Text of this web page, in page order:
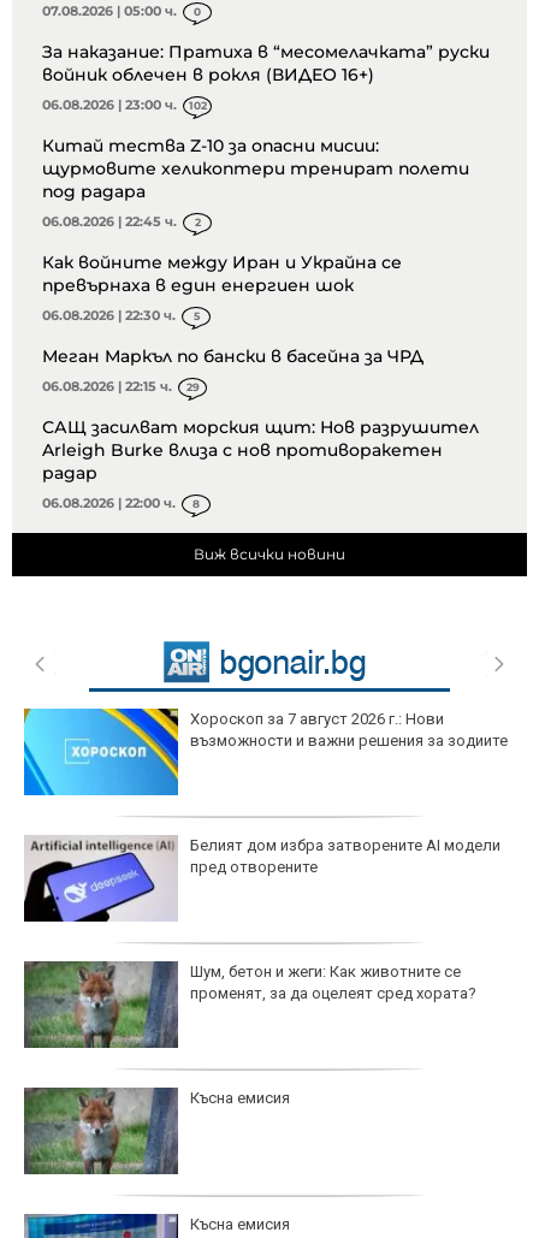
07.08.2026 | 05:00 ч. 0
За наказание: Пратиха в “месомелачката” руски
войник облечен в рокля (ВИДЕО 16+)
06.08.2026 | 23:00 ч. 102
Китай тества Z-10 за опасни мисии:
щурмовите хеликоптери тренират полети
под радара
06.08.2026 | 22:45 ч. 2
Как войните между Иран и Украйна се
превърнаха в един енергиен шок
06.08.2026 | 22:30 ч. 5
Меган Маркъл по бански в басейна за ЧРД
06.08.2026 | 22:15 ч. 29
САЩ засилват морския щит: Нов разрушител
Arleigh Burke влиза с нов противоракетен
радар
06.08.2026 | 22:00 ч. 8
Виж всички новини
Хороскоп за 7 август 2026 г.: Нови
възможности и важни решения за зодиите
Белият дом избра затворените AI модели
пред отворените
Шум, бетон и жеги: Как животните се
променят, за да оцелеят сред хората?
Късна емисия
Късна емисия